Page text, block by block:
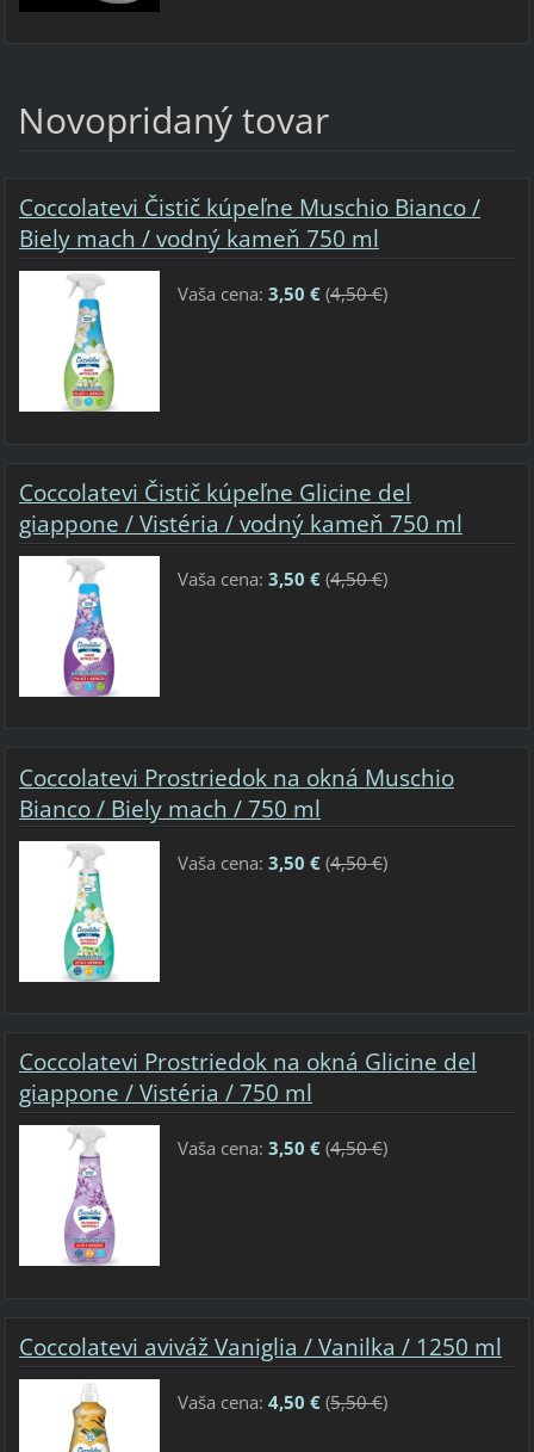
Novopridaný tovar
Coccolatevi Čistič kúpeľne Muschio Bianco /
Biely mach / vodný kameň 750 ml
Vaša cena: 3,50 €(4,50 €)
Coccolatevi Čistič kúpeľne Glicine del
giappone / Vistéria / vodný kameň 750 ml
Vaša cena: 3,50 €(4,50 €)
Coccolatevi Prostriedok na okná Muschio
Bianco / Biely mach / 750 ml
Vaša cena: 3,50 €(4,50 €)
Coccolatevi Prostriedok na okná Glicine del
giappone / Vistéria / 750 ml
Vaša cena: 3,50 €(4,50 €)
Coccolatevi aviváž Vaniglia / Vanilka / 1250 ml
Vaša cena: 4,50 €(5,50 €)